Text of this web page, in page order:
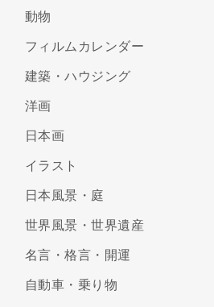
動物
フィルムカレンダー
建築・ハウジング
洋画
日本画
イラスト
日本風景・庭
世界風景・世界遺産
名言・格言・開運
自動車・乗り物